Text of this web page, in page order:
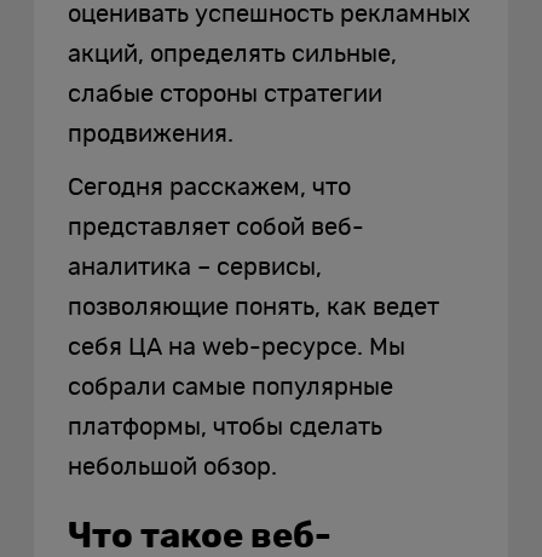
оценивать успешность рекламных
акций, определять сильные,
слабые стороны стратегии
продвижения.
Сегодня расскажем, что
представляет собой веб-
аналитика – сервисы,
позволяющие понять, как ведет
себя ЦА на web-ресурсе. Мы
собрали самые популярные
платформы, чтобы сделать
небольшой обзор.
Что такое веб-